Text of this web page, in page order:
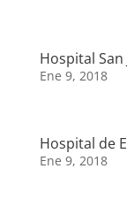
Hospital San
Ene 9, 2018
Hospital de
Ene 9, 2018